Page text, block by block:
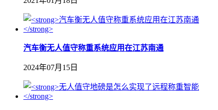
汽车衡无人值守称重系统应用在江苏南通
2024年07月15日